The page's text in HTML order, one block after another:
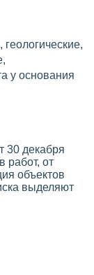
у основания
30 декабря
работ, от
объектов
выделяют